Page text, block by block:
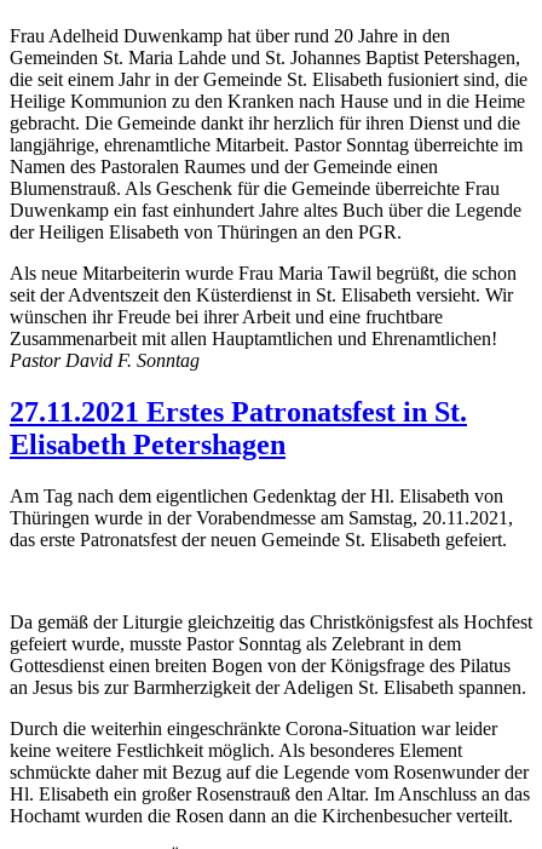
Frau Adelheid Duwenkamp hat über rund 20 Jahre in den
Gemeinden St. Maria Lahde und St. Johannes Baptist Petershagen,
die seit einem Jahr in der Gemeinde St. Elisabeth fusioniert sind, die
Heilige Kommunion zu den Kranken nach Hause und in die Heime
gebracht. Die Gemeinde dankt ihr herzlich für ihren Dienst und die
langjährige, ehrenamtliche Mitarbeit. Pastor Sonntag überreichte im
Namen des Pastoralen Raumes und der Gemeinde einen
Blumenstrauß. Als Geschenk für die Gemeinde überreichte Frau
Duwenkamp ein fast einhundert Jahre altes Buch über die Legende
der Heiligen Elisabeth von Thüringen an den PGR.
Als neue Mitarbeiterin wurde Frau Maria Tawil begrüßt, die schon
seit der Adventszeit den Küsterdienst in St. Elisabeth versieht. Wir
wünschen ihr Freude bei ihrer Arbeit und eine fruchtbare
Zusammenarbeit mit allen Hauptamtlichen und Ehrenamtlichen!
Pastor David F. Sonntag
27.11.2021 Erstes Patronatsfest in St.
Elisabeth Petershagen
Am Tag nach dem eigentlichen Gedenktag der Hl. Elisabeth von
Thüringen wurde in der Vorabendmesse am Samstag, 20.11.2021,
das erste Patronatsfest der neuen Gemeinde St. Elisabeth gefeiert.
Da gemäß der Liturgie gleichzeitig das Christkönigsfest als Hochfest
gefeiert wurde, musste Pastor Sonntag als Zelebrant in dem
Gottesdienst einen breiten Bogen von der Königsfrage des Pilatus
an Jesus bis zur Barmherzigkeit der Adeligen St. Elisabeth spannen.
Durch die weiterhin eingeschränkte Corona-Situation war leider
keine weitere Festlichkeit möglich. Als besonderes Element
schmückte daher mit Bezug auf die Legende vom Rosenwunder der
Hl. Elisabeth ein großer Rosenstrauß den Altar. Im Anschluss an das
Hochamt wurden die Rosen dann an die Kirchenbesucher verteilt.